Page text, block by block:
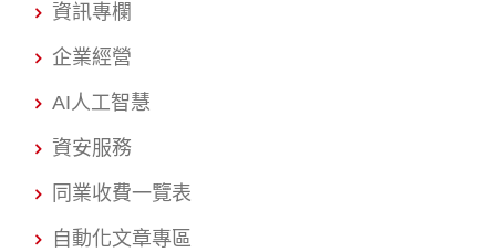
資訊專欄
企業經營
AI人工智慧
資安服務
同業收費一覽表
自動化文章專區